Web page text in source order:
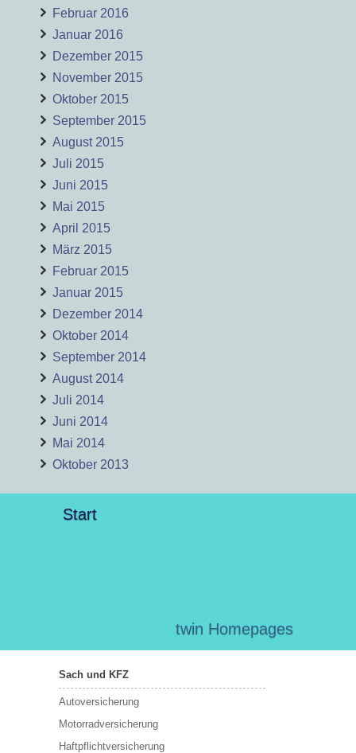
Februar 2016
Januar 2016
Dezember 2015
November 2015
Oktober 2015
September 2015
August 2015
Juli 2015
Juni 2015
Mai 2015
April 2015
März 2015
Februar 2015
Januar 2015
Dezember 2014
Oktober 2014
September 2014
August 2014
Juli 2014
Juni 2014
Mai 2014
Oktober 2013
Start
twin Homepages
Sach und KFZ
Autoversicherung
Motorradversicherung
Haftpflichtversicherung